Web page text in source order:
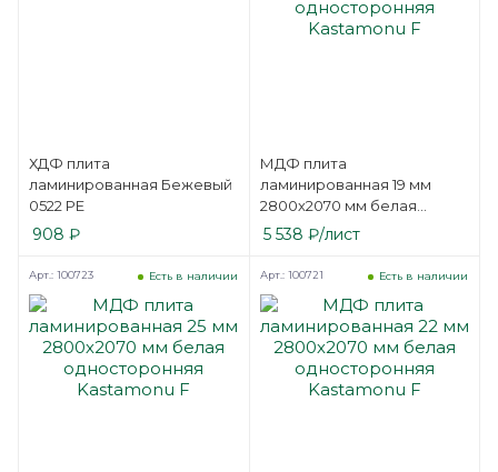
ХДФ плита
ламинированная Бежевый
0522 PE
908 ₽
МДФ плита
ламинированная 19 мм
2800х2070 мм белая
односторонняя
Kastamonu F
5 538 ₽/лист
Есть в наличии
Арт.: 100723 Есть в наличии
Арт.: 100721